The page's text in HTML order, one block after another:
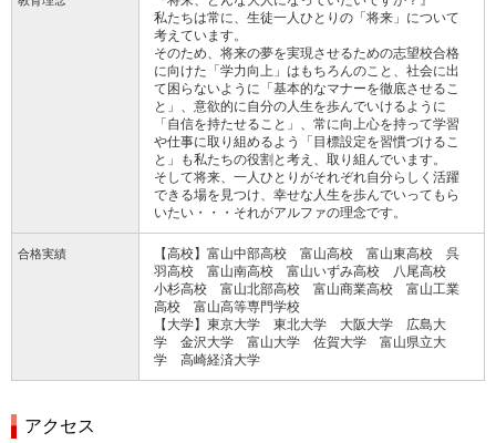
私たちは常に、生徒一人ひとりの「将来」について
考えています。
そのため、将来の夢を実現させるための志望校合格
に向けた「学力向上」はもちろんのこと、社会に出
て困らないように「基本的なマナーを徹底させるこ
と」、意欲的に自分の人生を歩んでいけるように
「自信を持たせること」、常に向上心を持って学習
や仕事に取り組めるよう「目標設定を習慣づけるこ
と」も私たちの役割と考え、取り組んでいます。
そして将来、一人ひとりがそれぞれ自分らしく活躍
できる場を見つけ、幸せな人生を歩んでいってもら
いたい・・・それがアルファの理念です。
合格実績
【高校】富山中部高校 富山高校 富山東高校 呉
羽高校 富山南高校 富山いずみ高校 八尾高校
小杉高校 富山北部高校 富山商業高校 富山工業
高校 富山高等専門学校
【大学】東京大学 東北大学 大阪大学 広島大
学 金沢大学 富山大学 佐賀大学 富山県立大
学 高崎経済大学
アクセス